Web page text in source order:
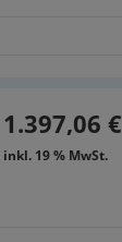
1.397,06 €
inkl. 19 % MwSt.